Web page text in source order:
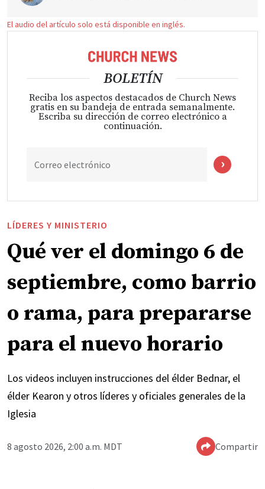
El audio del artículo solo está disponible en inglés.
BOLETÍN
Reciba los aspectos destacados de Church News
gratis en su bandeja de entrada semanalmente.
Escriba su dirección de correo electrónico a
continuación.
Correo electrónico
LÍDERES Y MINISTERIO
Qué ver el domingo 6 de
septiembre, como barrio
o rama, para prepararse
para el nuevo horario
Los videos incluyen instrucciones del élder Bednar, el
élder Kearon y otros líderes y oficiales generales de la
Iglesia
8 agosto 2026, 2:00 a.m. MDT Compartir